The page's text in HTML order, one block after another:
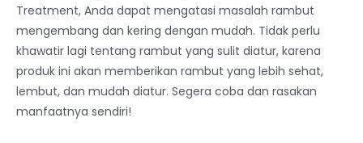
Treatment, Anda dapat mengatasi masalah rambut
mengembang dan kering dengan mudah. Tidak perlu
khawatir lagi tentang rambut yang sulit diatur, karena
produk ini akan memberikan rambut yang lebih sehat,
lembut, dan mudah diatur. Segera coba dan rasakan
manfaatnya sendiri!